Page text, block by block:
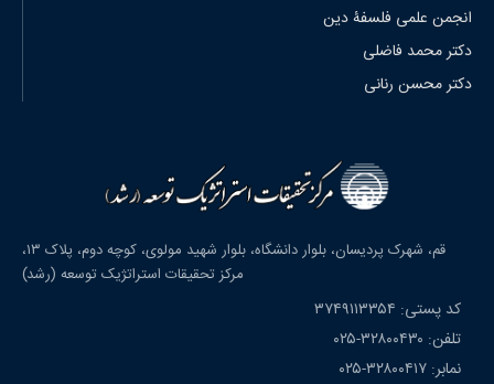
انجمن علمی فلسفۀ دین
دکتر محمد فاضلی
دکتر محسن رنانی
قم، شهرک پردیسان، بلوار دانشگاه، بلوار شهید مولوی، کوچه دوم، پلاک ۱۳،
مرکز تحقیقات استراتژیک توسعه (رشد)
کد پستی: ۳۷۴۹۱۱۳۳۵۴
تلفن: ۳۲۸۰۰۴۳۰-۰۲۵
نمابر: ۳۲۸۰۰۴۱۷-۰۲۵